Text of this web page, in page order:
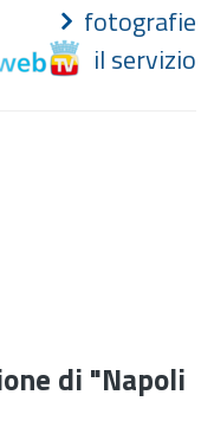
fotografie
il servizio
di "Napoli